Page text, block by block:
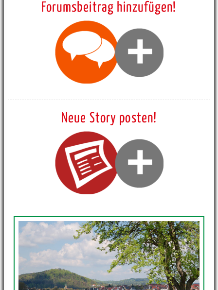
Forumsbeitrag hinzufügen!
Neue Story posten!